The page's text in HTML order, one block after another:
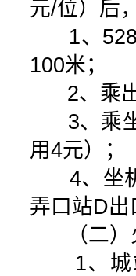
元/位）后
1、528
100米；
2、乘出
3、乘坐
用4元）；
4、坐机
弄口站D出
（二）
1、城站